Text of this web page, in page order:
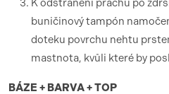
K odstranění prachu po
buničinový tampón
doteku povrchu nehtu
mastnota, kvůli které by
BÁZE + BARVA + TOP